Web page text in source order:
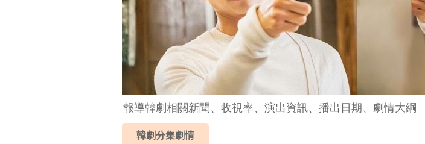
報導韓劇相關新聞、收視率、演出資訊、播出日期、劇情大綱
韓劇分集劇情